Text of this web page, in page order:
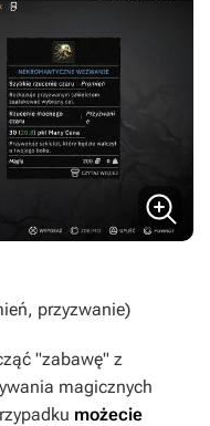
przyzwanie)
"zabawę" z
magicznych
możecie